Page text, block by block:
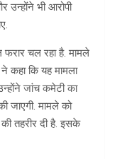
उन्होंने भी आरोपी
फरार चल रहा है. मामले
कहा कि यह मामला
जांच कमेटी का
जाएगी. मामले को
तहरीर दी है. इसके